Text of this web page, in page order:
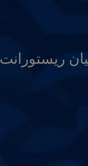
ريستورانت